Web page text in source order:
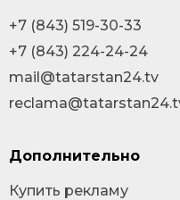
+7 (843) 519-30-33
+7 (843) 224-24-24
mail@tatarstan24.tv
Дополнительно
Купить рекламу